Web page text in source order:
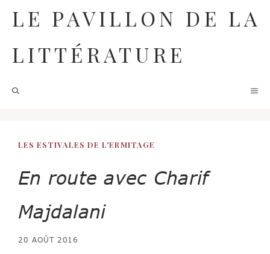
contenu
LE PAVILLON DE LA
LITTÉRATURE
LES ESTIVALES DE L'ERMITAGE
En route avec Charif
Majdalani
20 AOÛT 2016